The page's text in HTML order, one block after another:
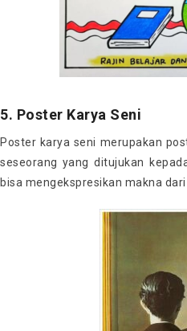
5. Poster Karya Seni
Poster karya seni merupakan
seseorang yang ditujukan
bisa mengekspresikan makna